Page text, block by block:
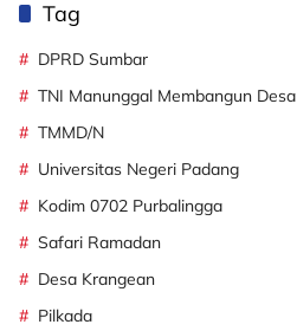
Tag
DPRD Sumbar
TNI Manunggal Membangun Desa
TMMD/N
Universitas Negeri Padang
Kodim 0702 Purbalingga
Safari Ramadan
Desa Krangean
Pilkada